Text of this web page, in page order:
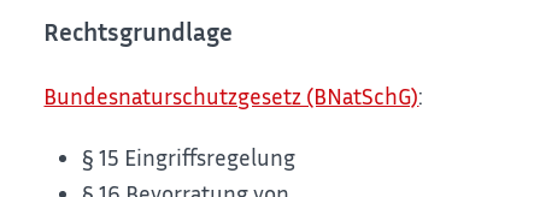
Rechtsgrundlage
Bundesnaturschutzgesetz (BNatSchG):
§ 15 Eingriffsregelung